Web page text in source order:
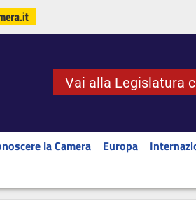
Vai alla Legislatura
la Camera Europa